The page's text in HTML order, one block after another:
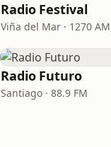
Radio Festival
Radio Futuro
Santiago · 88.9 FM